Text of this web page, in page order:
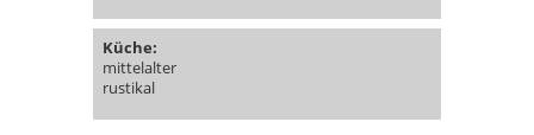
Küche:
mittelalter
rustikal